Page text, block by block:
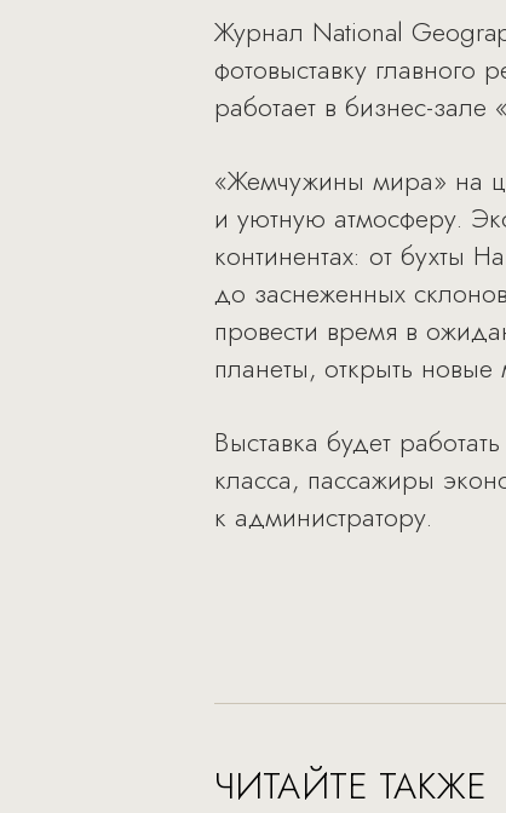
Журнал National
фотовыставку
работает в бизнес-зале
«Жемчужины мира» на
и уютную атмосферу.
континентах: от бухты
до заснеженных
провести время в
планеты, открыть
Выставка будет
класса, пассажиры
к администратору.
ЧИТАЙТЕ ТАКЖЕ